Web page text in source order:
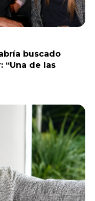
buscado
“Una de las